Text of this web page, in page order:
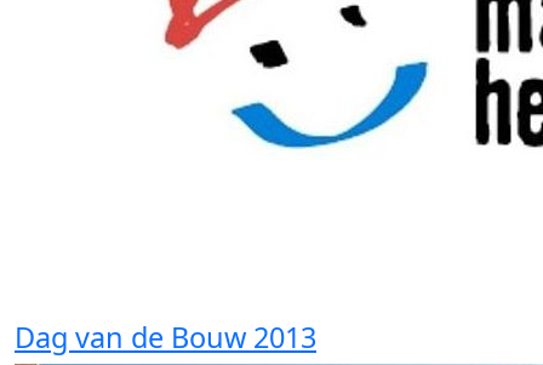
Dag van de Bouw 2013